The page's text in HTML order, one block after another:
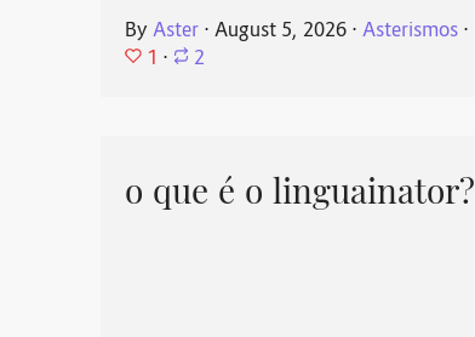
ByAster ⋅August 5, 2026 ⋅Asterismos ⋅
1 ⋅ 2
o que é o linguainator?